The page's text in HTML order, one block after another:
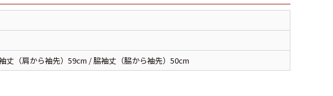
by Itemアイテムから探す
（肩から袖先）59cm / 脇袖丈（脇から袖先）50cm